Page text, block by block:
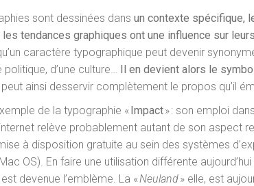
sont dessinées dans un contexte spécifique,
les tendances graphiques ont une influence sur
caractère typographique peut devenir
politique, d’une culture… Il en devient alors le
ainsi desservir complètement le propos qu’il
de la typographie «Impact» : son emploi
internet relève probablement autant de son aspect
à disposition gratuite au sein des systèmes
OS). En faire une utilisation différente
devenue l’emblème. La «Neuland» elle, est